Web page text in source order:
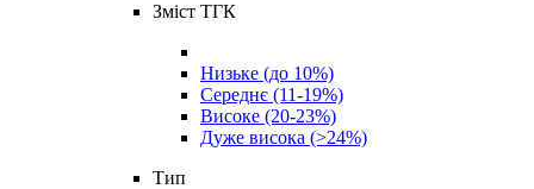
Зміст ТГК
Низьке (до 10%)
Середнє (11-19%)
Високе (20-23%)
Дуже висока (>24%)
Тип